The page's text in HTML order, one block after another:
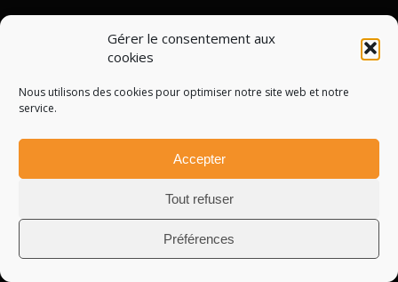
Gérer le consentement aux
cookies
Nous utilisons des cookies pour optimiser notre site web et notre
service.
Accepter
Tout refuser
Préférences